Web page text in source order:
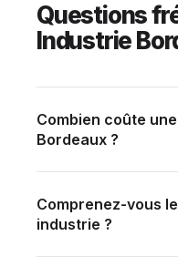
Questions
Industrie
Combien coûte
Bordeaux ?
sous 24h sur brief.
Comprenez-vous
industrie ?